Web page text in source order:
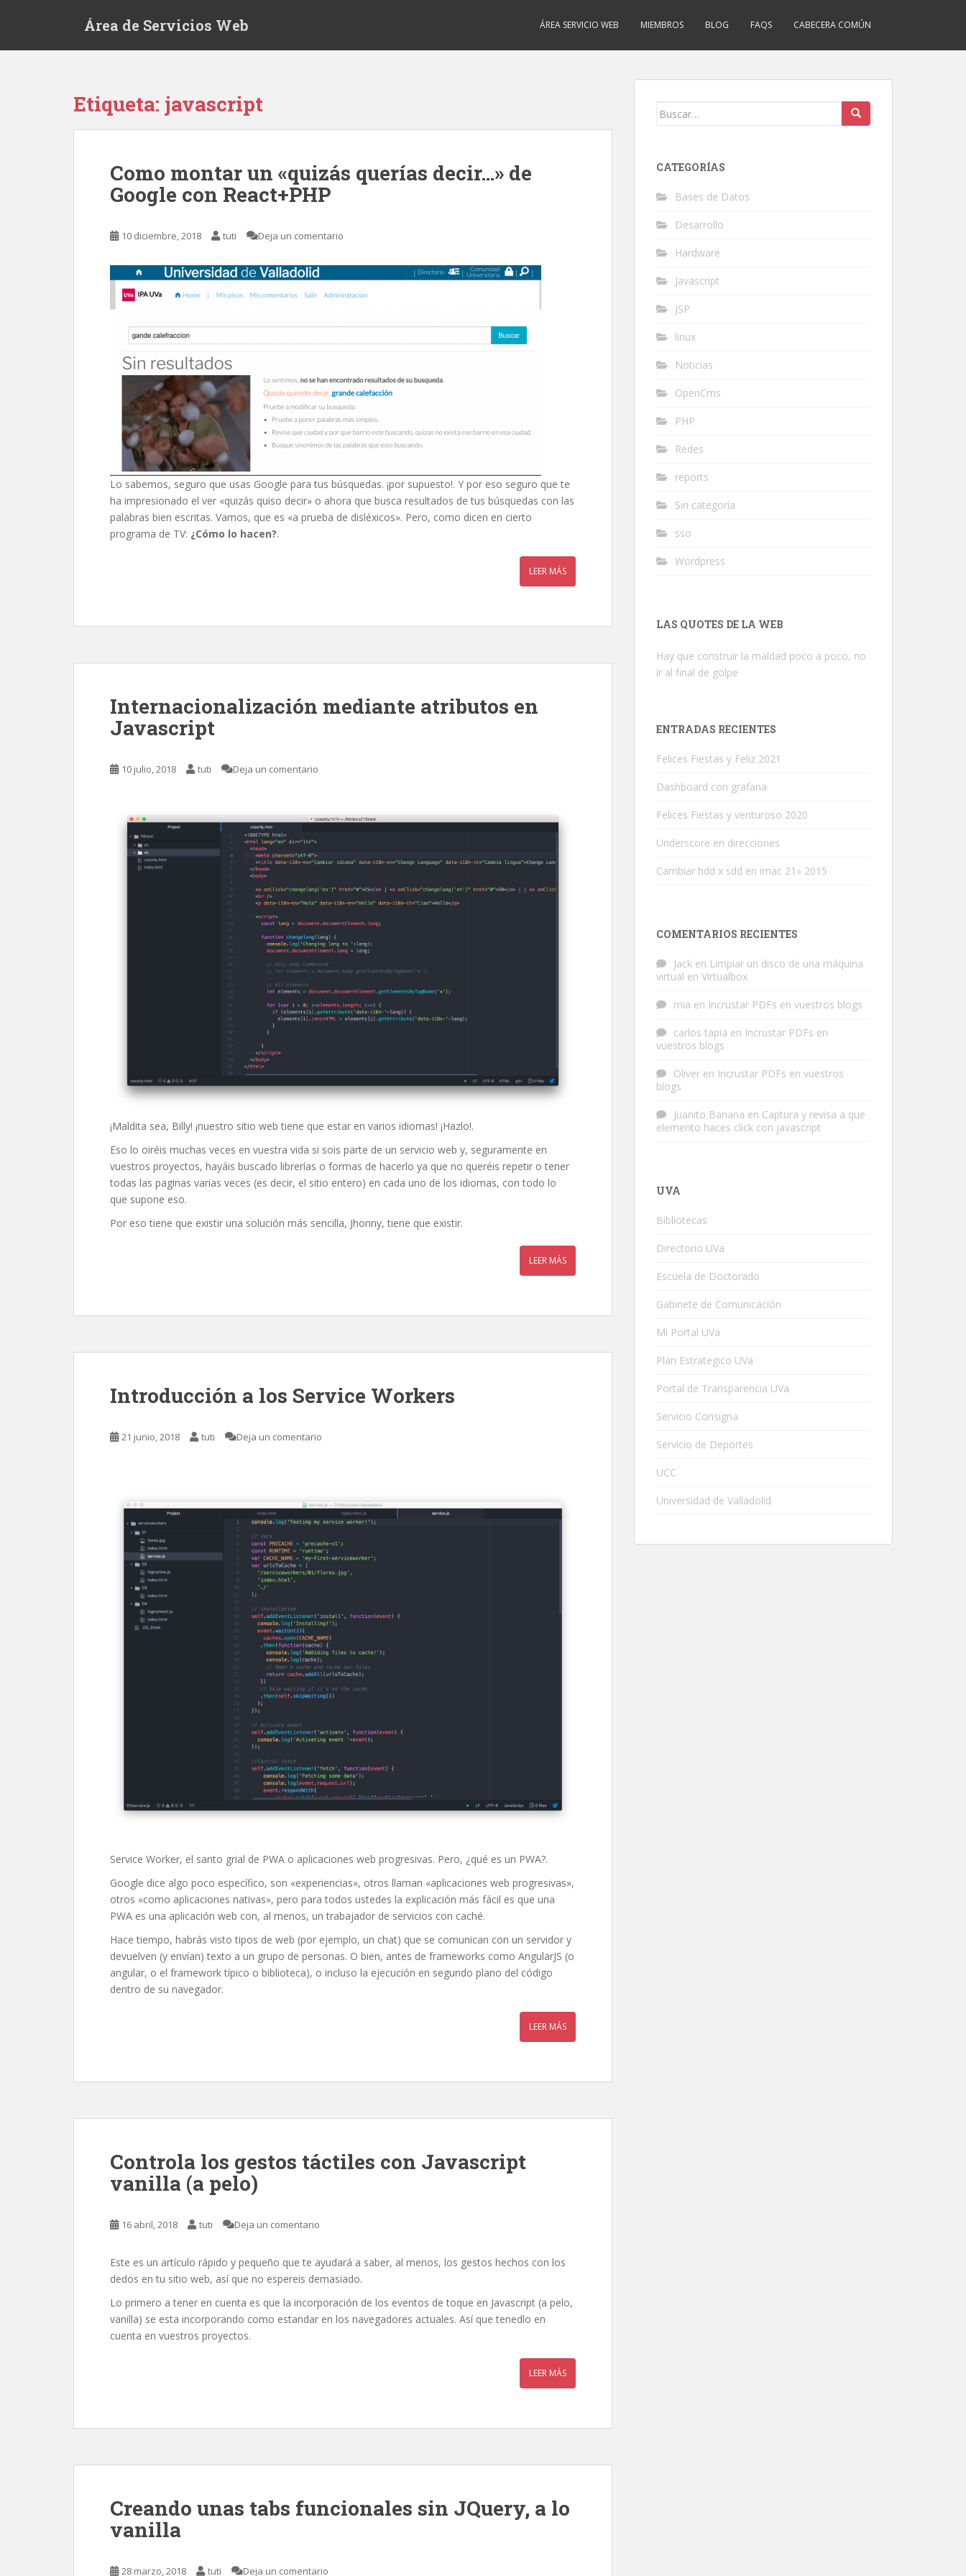
Área de Servicios Web ÁREA SERVICIO WEB MIEMBROS BLOG FAQS CABECERA COMÚN
Etiqueta: javascript
Como montar un «quizás querías decir…» de
Google con React+PHP
10 diciembre, 2018 tuti Deja un comentario
Lo sabemos, seguro que usas Google para tus búsquedas. ¡por supuesto!. Y por eso seguro que te
ha impresionado el ver «quizás quiso decir» o ahora que busca resultados de tus búsquedas con las
palabras bien escritas. Vamos, que es «a prueba de disléxicos». Pero, como dicen en cierto
programa de TV: ¿Cómo lo hacen?.
LEER MÁS
Internacionalización mediante atributos en
Javascript
10 julio, 2018 tuti Deja un comentario
¡Maldita sea, Billy! ¡nuestro sitio web tiene que estar en varios idiomas! ¡Hazlo!.
Eso lo oiréis muchas veces en vuestra vida si sois parte de un servicio web y, seguramente en
vuestros proyectos, hayáis buscado librerías o formas de hacerlo ya que no queréis repetir o tener
todas las paginas varias veces (es decir, el sitio entero) en cada uno de los idiomas, con todo lo
que supone eso.
Por eso tiene que existir una solución más sencilla, Jhonny, tiene que existir.
LEER MÁS
Introducción a los Service Workers
21 junio, 2018 tuti Deja un comentario
Service Worker, el santo grial de PWA o aplicaciones web progresivas. Pero, ¿qué es un PWA?.
Google dice algo poco específico, son «experiencias», otros llaman «aplicaciones web progresivas»,
otros «como aplicaciones nativas», pero para todos ustedes la explicación más fácil es que una
PWA es una aplicación web con, al menos, un trabajador de servicios con caché.
Hace tiempo, habrás visto tipos de web (por ejemplo, un chat) que se comunican con un servidor y
devuelven (y envían) texto a un grupo de personas. O bien, antes de frameworks como AngularJS (o
angular, o el framework típico o biblioteca), o incluso la ejecución en segundo plano del código
dentro de su navegador.
LEER MÁS
Controla los gestos táctiles con Javascript
vanilla (a pelo)
16 abril, 2018 tuti Deja un comentario
Este es un artículo rápido y pequeño que te ayudará a saber, al menos, los gestos hechos con los
dedos en tu sitio web, así que no espereis demasiado.
Lo primero a tener en cuenta es que la incorporación de los eventos de toque en Javascript (a pelo,
vanilla) se esta incorporando como estandar en los navegadores actuales. Así que tenedlo en
cuenta en vuestros proyectos.
LEER MÁS
Creando unas tabs funcionales sin JQuery, a lo
vanilla
28 marzo, 2018 tuti Deja un comentario
Buscar:
CATEGORÍAS
Bases de Datos
Desarrollo
Hardware
Javascript
JSP
linux
Noticias
OpenCms
PHP
Redes
reports
Sin categoría
sso
Wordpress
LAS QUOTES DE LA WEB
Hay que construir la maldad poco a poco, no
ir al final de golpe
ENTRADAS RECIENTES
Felices Fiestas y Feliz 2021
Dashboard con grafana
Felices Fiestas y venturoso 2020
Underscore en direcciones
Cambiar hdd x sdd en imac 21» 2015
COMENTARIOS RECIENTES
Jack en Limpiar un disco de una máquina
virtual en Virtualbox
mia en Incrustar PDFs en vuestros blogs
carlos tapia en Incrustar PDFs en
vuestros blogs
Oliver en Incrustar PDFs en vuestros
blogs
Juanito Banana en Captura y revisa a que
elemento haces click con javascript
UVA
Bibliotecas
Directorio UVa
Escuela de Doctorado
Gabinete de Comunicación
Mi Portal UVa
Plan Estrategico UVa
Portal de Transparencia UVa
Servicio Consigna
Servicio de Deportes
UCC
Universidad de Valladolid